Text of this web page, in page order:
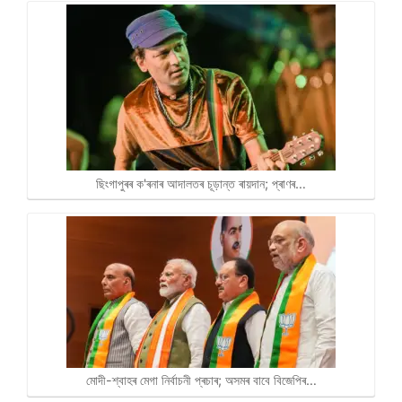
ছিংগাপুৰৰ ক'ৰনাৰ আদালতৰ চূড়ান্ত ৰায়দান; প্ৰাণৰ…
মোদী-শ্বাহৰ মেগা নিৰ্বাচনী প্ৰচাৰ; অসমৰ বাবে বিজেপিৰ…